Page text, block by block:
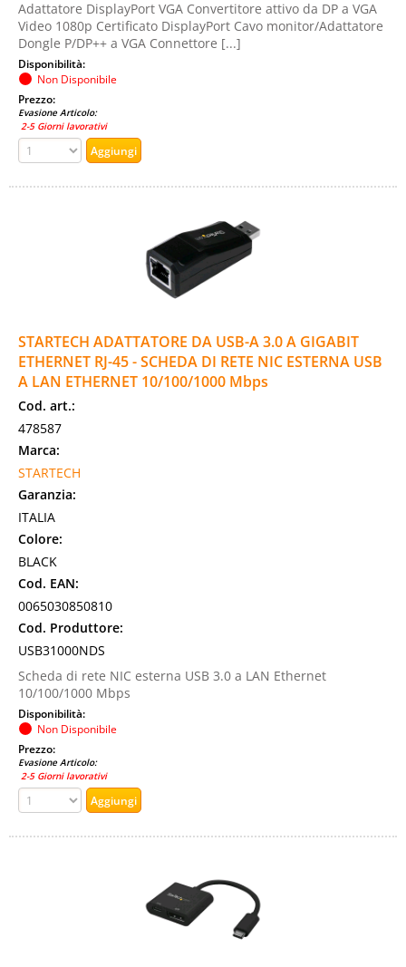
Adattatore DisplayPort VGA Convertitore attivo da DP a VGA
Video 1080p Certificato DisplayPort Cavo monitor/Adattatore
Dongle P/DP++ a VGA Connettore [...]
Disponibilità:
Non Disponibile
Prezzo:
Evasione Articolo:
2-5 Giorni lavorativi
STARTECH ADATTATORE DA USB-A 3.0 A GIGABIT
ETHERNET RJ-45 - SCHEDA DI RETE NIC ESTERNA USB
A LAN ETHERNET 10/100/1000 Mbps
Cod. art.:
478587
Marca:
STARTECH
Garanzia:
ITALIA
Colore:
BLACK
Cod. EAN:
0065030850810
Cod. Produttore:
USB31000NDS
Scheda di rete NIC esterna USB 3.0 a LAN Ethernet
10/100/1000 Mbps
Disponibilità:
Non Disponibile
Prezzo:
Evasione Articolo:
2-5 Giorni lavorativi